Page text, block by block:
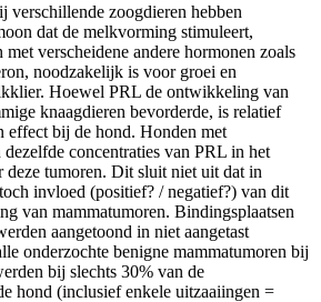
verschillende zoogdieren hebben
dat de melkvorming stimuleert,
verscheidene andere hormonen zoals
noodzakelijk is voor groei en
Hoewel PRL de ontwikkeling van
knaagdieren bevorderde, is relatief
effect bij de hond. Honden met
concentraties van PRL in het
deze tumoren. Dit sluit niet uit dat in
invloed (positief? / negatief?) van dit
van mammatumoren. Bindingsplaatsen
aangetoond in niet aangetast
onderzochte benigne mammatumoren bij
bij slechts 30% van de
hond (inclusief enkele uitzaaiingen =